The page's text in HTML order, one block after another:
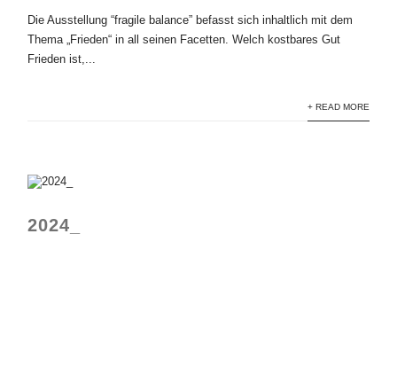
Die Ausstellung “fragile balance” befasst sich inhaltlich mit dem
Thema „Frieden“ in all seinen Facetten. Welch kostbares Gut
Frieden ist,...
+ READ MORE
2024_